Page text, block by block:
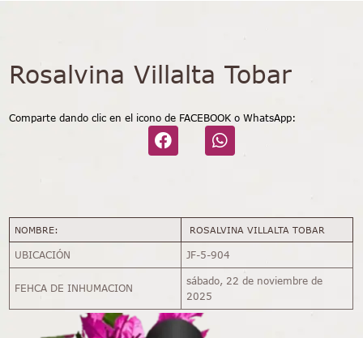
Rosalvina Villalta Tobar
Comparte dando clic en el icono de FACEBOOK o WhatsApp:
NOMBRE: ROSALVINA VILLALTA TOBAR
UBICACIÓN JF-5-904
FEHCA DE INHUMACION
sábado, 22 de noviembre de
2025